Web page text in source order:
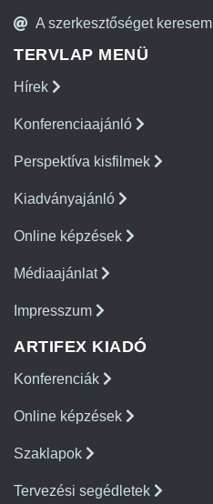
A szerkesztőséget keresem
TERVLAP MENÜ
Hírek
Konferenciaajánló
Perspektíva kisfilmek
Kiadványajánló
Online képzések
Médiaajánlat
Impresszum
ARTIFEX KIADÓ
Konferenciák
Online képzések
Szaklapok
Tervezési segédletek